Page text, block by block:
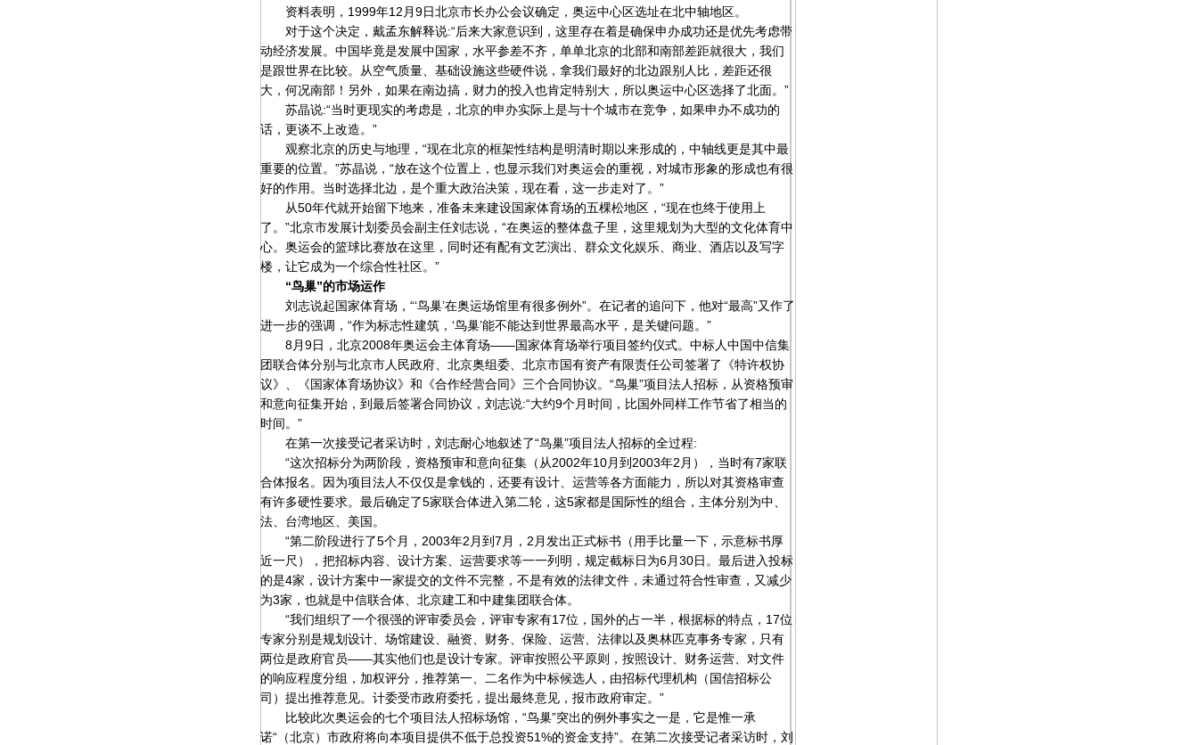
资料表明，1999年12月9日北京市长办公会议确定，奥运中心区选址在北中轴地区。
对于这个决定，戴孟东解释说:“后来大家意识到，这里存在着是确保申办成功还是优先考虑带
动经济发展。中国毕竟是发展中国家，水平参差不齐，单单北京的北部和南部差距就很大，我们
是跟世界在比较。从空气质量、基础设施这些硬件说，拿我们最好的北边跟别人比，差距还很
大，何况南部！另外，如果在南边搞，财力的投入也肯定特别大，所以奥运中心区选择了北面。”
苏晶说:“当时更现实的考虑是，北京的申办实际上是与十个城市在竞争，如果申办不成功的
话，更谈不上改造。”
观察北京的历史与地理，“现在北京的框架性结构是明清时期以来形成的，中轴线更是其中最
重要的位置。”苏晶说，“放在这个位置上，也显示我们对奥运会的重视，对城市形象的形成也有很
好的作用。当时选择北边，是个重大政治决策，现在看，这一步走对了。”
从50年代就开始留下地来，准备未来建设国家体育场的五棵松地区，“现在也终于使用上
了。”北京市发展计划委员会副主任刘志说，“在奥运的整体盘子里，这里规划为大型的文化体育中
心。奥运会的篮球比赛放在这里，同时还有配有文艺演出、群众文化娱乐、商业、酒店以及写字
楼，让它成为一个综合性社区。”
“鸟巢”的市场运作
刘志说起国家体育场，“‘鸟巢’在奥运场馆里有很多例外”。在记者的追问下，他对“最高”又作了
进一步的强调，“作为标志性建筑，‘鸟巢’能不能达到世界最高水平，是关键问题。”
8月9日，北京2008年奥运会主体育场——国家体育场举行项目签约仪式。中标人中国中信集
团联合体分别与北京市人民政府、北京奥组委、北京市国有资产有限责任公司签署了《特许权协
议》、《国家体育场协议》和《合作经营合同》三个合同协议。“鸟巢”项目法人招标，从资格预审
和意向征集开始，到最后签署合同协议，刘志说:“大约9个月时间，比国外同样工作节省了相当的
时间。”
在第一次接受记者采访时，刘志耐心地叙述了“鸟巢”项目法人招标的全过程:
“这次招标分为两阶段，资格预审和意向征集（从2002年10月到2003年2月），当时有7家联
合体报名。因为项目法人不仅仅是拿钱的，还要有设计、运营等各方面能力，所以对其资格审查
有许多硬性要求。最后确定了5家联合体进入第二轮，这5家都是国际性的组合，主体分别为中、
法、台湾地区、美国。
“第二阶段进行了5个月，2003年2月到7月，2月发出正式标书（用手比量一下，示意标书厚
近一尺），把招标内容、设计方案、运营要求等一一列明，规定截标日为6月30日。最后进入投标
的是4家，设计方案中一家提交的文件不完整，不是有效的法律文件，未通过符合性审查，又减少
为3家，也就是中信联合体、北京建工和中建集团联合体。
“我们组织了一个很强的评审委员会，评审专家有17位，国外的占一半，根据标的特点，17位
专家分别是规划设计、场馆建设、融资、财务、保险、运营、法律以及奥林匹克事务专家，只有
两位是政府官员——其实他们也是设计专家。评审按照公平原则，按照设计、财务运营、对文件
的响应程度分组，加权评分，推荐第一、二名作为中标候选人，由招标代理机构（国信招标公
司）提出推荐意见。计委受市政府委托，提出最终意见，报市政府审定。”
比较此次奥运会的七个项目法人招标场馆，“鸟巢”突出的例外事实之一是，它是惟一承
诺“（北京）市政府将向本项目提供不低于总投资51%的资金支持”。在第二次接受记者采访时，刘